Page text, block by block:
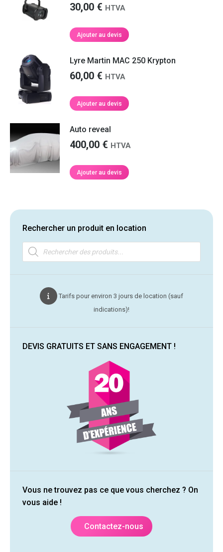
30,00 € HTVA
Ajouter au devis
Lyre Martin MAC 250 Krypton
60,00 € HTVA
Ajouter au devis
Auto reveal
400,00 € HTVA
Ajouter au devis
Rechercher un produit en location
Recherche
de
produits
Tarifs pour environ 3 jours de location (sauf
indications)!
DEVIS GRATUITS ET SANS ENGAGEMENT !
Vous ne trouvez pas ce que vous cherchez ? On
vous aide !
Contactez-nous